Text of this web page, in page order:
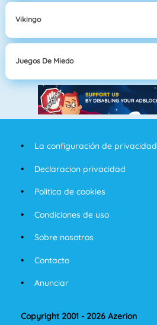
Vikingo
Juegos De Miedo
La configuración de privacidad
Declaracion privacidad
Politica de cookies
Condiciones de uso
Sobre nosotros
Contacto
Anunciar
Copyright 2001 - 2026 Azerion